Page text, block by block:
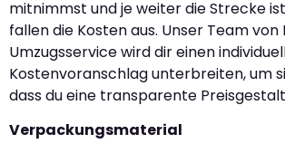
mitnimmst und je weiter die Strecke
fallen die Kosten aus. Unser Team von
Umzugsservice wird dir einen
Kostenvoranschlag unterbreiten, um
dass du eine transparente
Verpackungsmaterial